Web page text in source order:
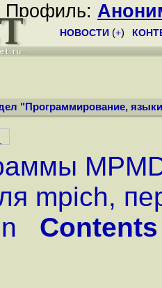
Профиль:
НОВОСТИ (+)
"Программирование,
mpich,
Contents